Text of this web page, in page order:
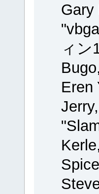
Gary
ィン
Eren